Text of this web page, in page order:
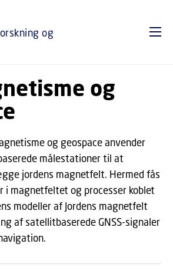
og
og
og geospace anvender
målestationer til at
jordens magnetfelt. Hermed fås
magnetfeltet og processer koblet
modeller af Jordens magnetfelt
af satellitbaserede GNSS-signaler